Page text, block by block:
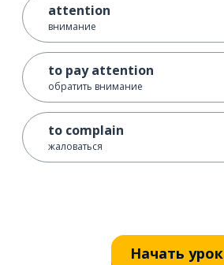
attention
внимание
to pay attention
обратить внимание
to complain
жаловаться
Начать урок